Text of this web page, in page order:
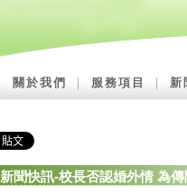
關於我們 服務項目 新
新聞快訊-校長否認婚外情 為